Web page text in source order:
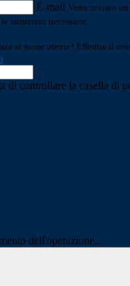
E-mail Verrà inviato un
istruzioni necessarie.
al nome utente? Effettua il
di controllare la casella di
dell'operazione...